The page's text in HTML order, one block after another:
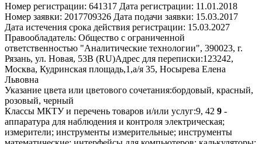
Номер регистрации: 641317 Дата регистрации: 11.01.2018
Номер заявки: 2017709326 Дата подачи заявки: 15.03.2017
Дата истечения срока действия регистрации: 15.03.2027
Правообладатель: Общество с ограниченной
ответственностью "Аналитические технологии", 390023, г.
Рязань, ул. Новая, 53В (RU)Адрес для переписки:123242,
Москва, Кудринская площадь,1,а/я 35, Носырева Елена
Львовна
Указание цвета или цветового сочетания:бордовый, красный,
розовый, черный
Классы МКТУ и перечень товаров и/или услуг:9, 42 9 -
аппаратура для наблюдения и контроля электрическая;
измерители; инструменты измерительные; инструменты